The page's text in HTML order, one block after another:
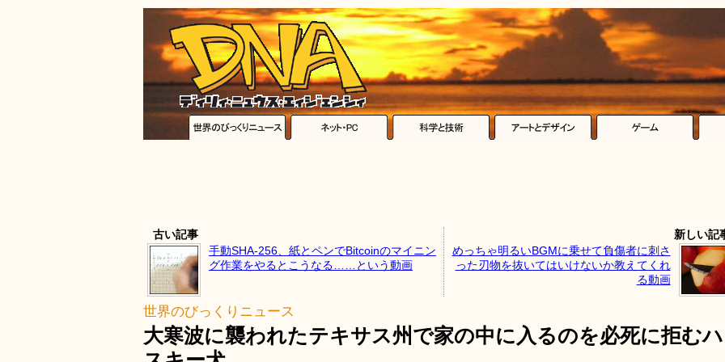
古い記事
手動SHA-256、紙とペンでBitcoinのマイニン
グ作業をやるとこうなる……という動画
新しい記
めっちゃ明るいBGMに乗せて負傷者に刺さ
った刃物を抜いてはいけないか教えてくれ
る動画
世界のびっくりニュース
大寒波に襲われたテキサス州で家の中に入るのを必死に拒むハ